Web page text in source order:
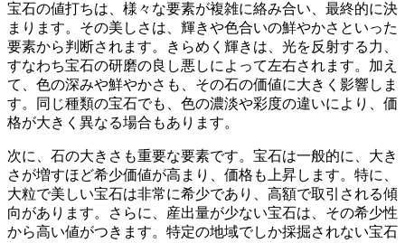
宝石の値打ちは、様々な要素が複雑に絡み合い、最終的に決
まります。その美しさは、 輝きや色合いの鮮やかさ といった
要素から判断されます。きらめく輝きは、光を反射する力、
すなわち宝石の研磨の良し悪しによって左右されます。加え
て、色の深みや鮮やかさも、その石の価値に大きく影響しま
す。同じ種類の宝石でも、色の濃淡や彩度の違いにより、価
格が大きく異なる場合もあります。
次に、 石の大きさ も重要な要素です。宝石は一般的に、大き
さが増すほど希少価値が高まり、価格も上昇します。特に、
大粒で美しい宝石は非常に希少であり、高額で取引される傾
向があります。さらに、 産出量が少ない宝石は、その希少性
から高い値がつきます。特定の地域でしか採掘されない宝石